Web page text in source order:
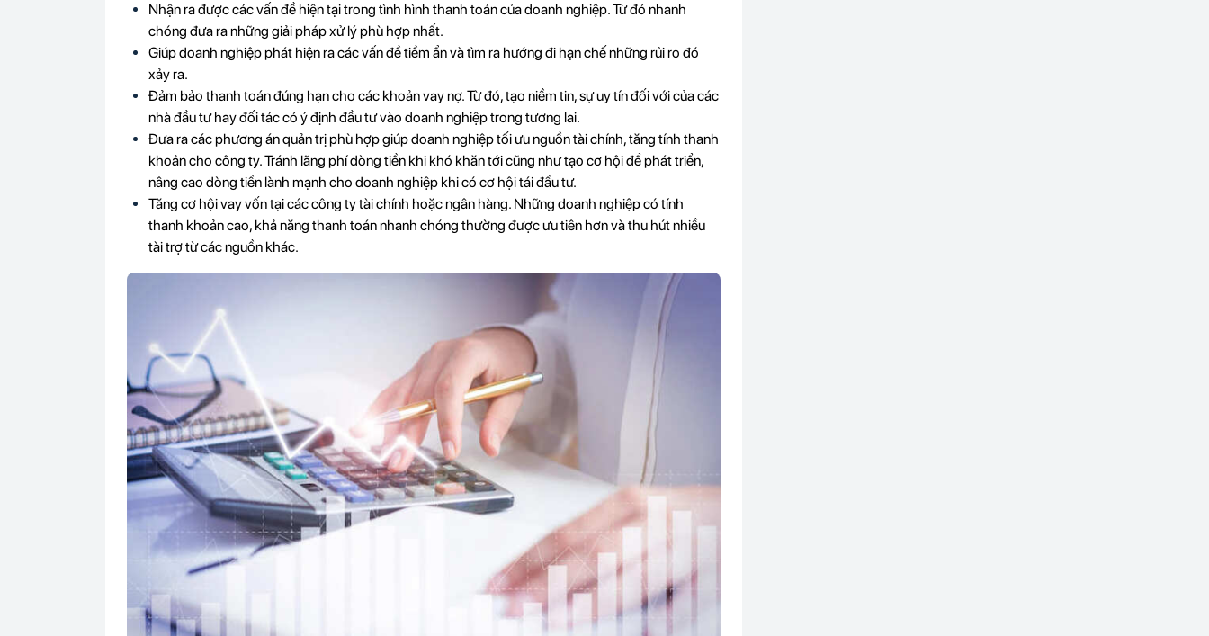
Nhận ra được các vấn đề hiện tại trong tình hình thanh toán của doanh nghiệp. Từ đó nhanh
chóng đưa ra những giải pháp xử lý phù hợp nhất.
Giúp doanh nghiệp phát hiện ra các vấn đề tiềm ẩn và tìm ra hướng đi hạn chế những rủi ro đó
xảy ra.
Đảm bảo thanh toán đúng hạn cho các khoản vay nợ. Từ đó, tạo niềm tin, sự uy tín đối với của các
nhà đầu tư hay đối tác có ý định đầu tư vào doanh nghiệp trong tương lai.
Đưa ra các phương án quản trị phù hợp giúp doanh nghiệp tối ưu nguồn tài chính, tăng tính thanh
khoản cho công ty. Tránh lãng phí dòng tiền khi khó khăn tới cũng như tạo cơ hội để phát triển,
nâng cao dòng tiền lành mạnh cho doanh nghiệp khi có cơ hội tái đầu tư.
Tăng cơ hội vay vốn tại các công ty tài chính hoặc ngân hàng. Những doanh nghiệp có tính
thanh khoản cao, khả năng thanh toán nhanh chóng thường được ưu tiên hơn và thu hút nhiều
tài trợ từ các nguồn khác.